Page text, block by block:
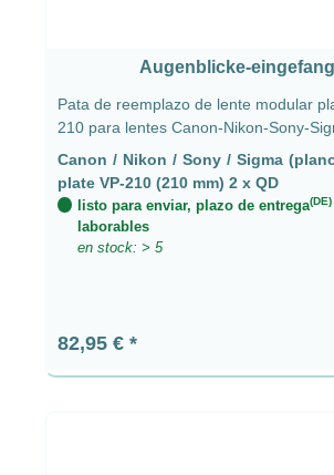
Augenblicke-
Pata de reemplazo de lente modular
210 para lentes Canon-Nikon-Sony-
(plana) - Placa de video VP-210 (210
Canon / Nikon / Sony / Sigma
plate VP-210 (210 mm) 2 x QD
listo para enviar, plazo de entrega(DE)
laborables
en stock: > 5
Precio normal:
82,95 €